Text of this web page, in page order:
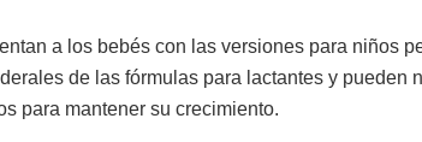
a los bebés con las versiones para niños
de las fórmulas para lactantes y pueden
para mantener su crecimiento.